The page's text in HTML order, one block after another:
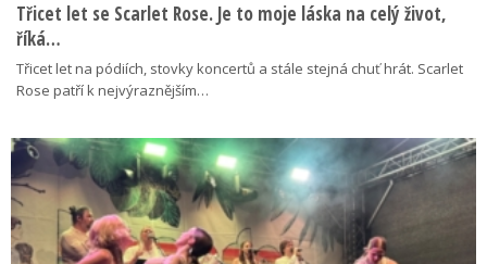
Třicet let se Scarlet Rose. Je to moje láska na celý život,
říká…
Třicet let na pódiích, stovky koncertů a stále stejná chuť hrát. Scarlet
Rose patří k nejvýraznějším…